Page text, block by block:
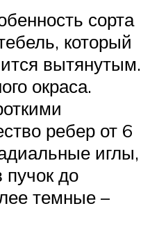
сорта
который
вытянутым.
окраса.
ребер от 6
иглы,
до
темные –